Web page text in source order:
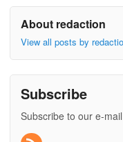
About redaction
View all posts by
Subscribe
Subscribe to our e-